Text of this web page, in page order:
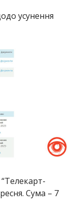
усунення
Сума – 7